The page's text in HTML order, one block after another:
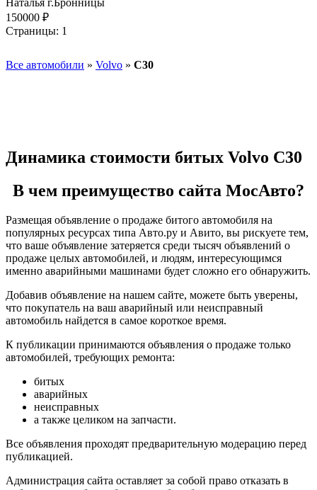
150000 ₽
Страницы: 1
Все автомобили » Volvo » C30
Динамика стоимости битых Volvo C30
В чем преимущество сайта МосАвто?
Размещая объявление о продаже битого автомобиля на
популярных ресурсах типа Авто.ру и Авито, вы рискуете тем,
что ваше объявление затеряется среди тысяч объявлений о
продаже целых автомобилей, и людям, интересующимся
именно аварийными машинами будет сложно его обнаружить.
Добавив объявление на нашем сайте, можете быть уверены,
что покупатель на ваш аварийный или неисправный
автомобиль найдется в самое короткое время.
К публикации принимаются объявления о продаже только
автомобилей, требующих ремонта:
битых
аварийных
неисправных
а также целиком на запчасти.
Все объявления проходят предварительную модерацию перед
публикацией.
Администрация сайта оставляет за собой право отказать в